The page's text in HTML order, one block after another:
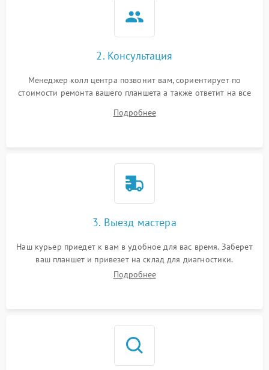
2. Консультация
Менеджер колл центра позвонит вам, сориентирует по
стоимости ремонта вашего планшета а также ответит на все
Подробнее
3. Выезд мастера
Наш курьер приедет к вам в удобное для вас время. Заберет
ваш планшет и привезет на склад для диагностики.
Подробнее